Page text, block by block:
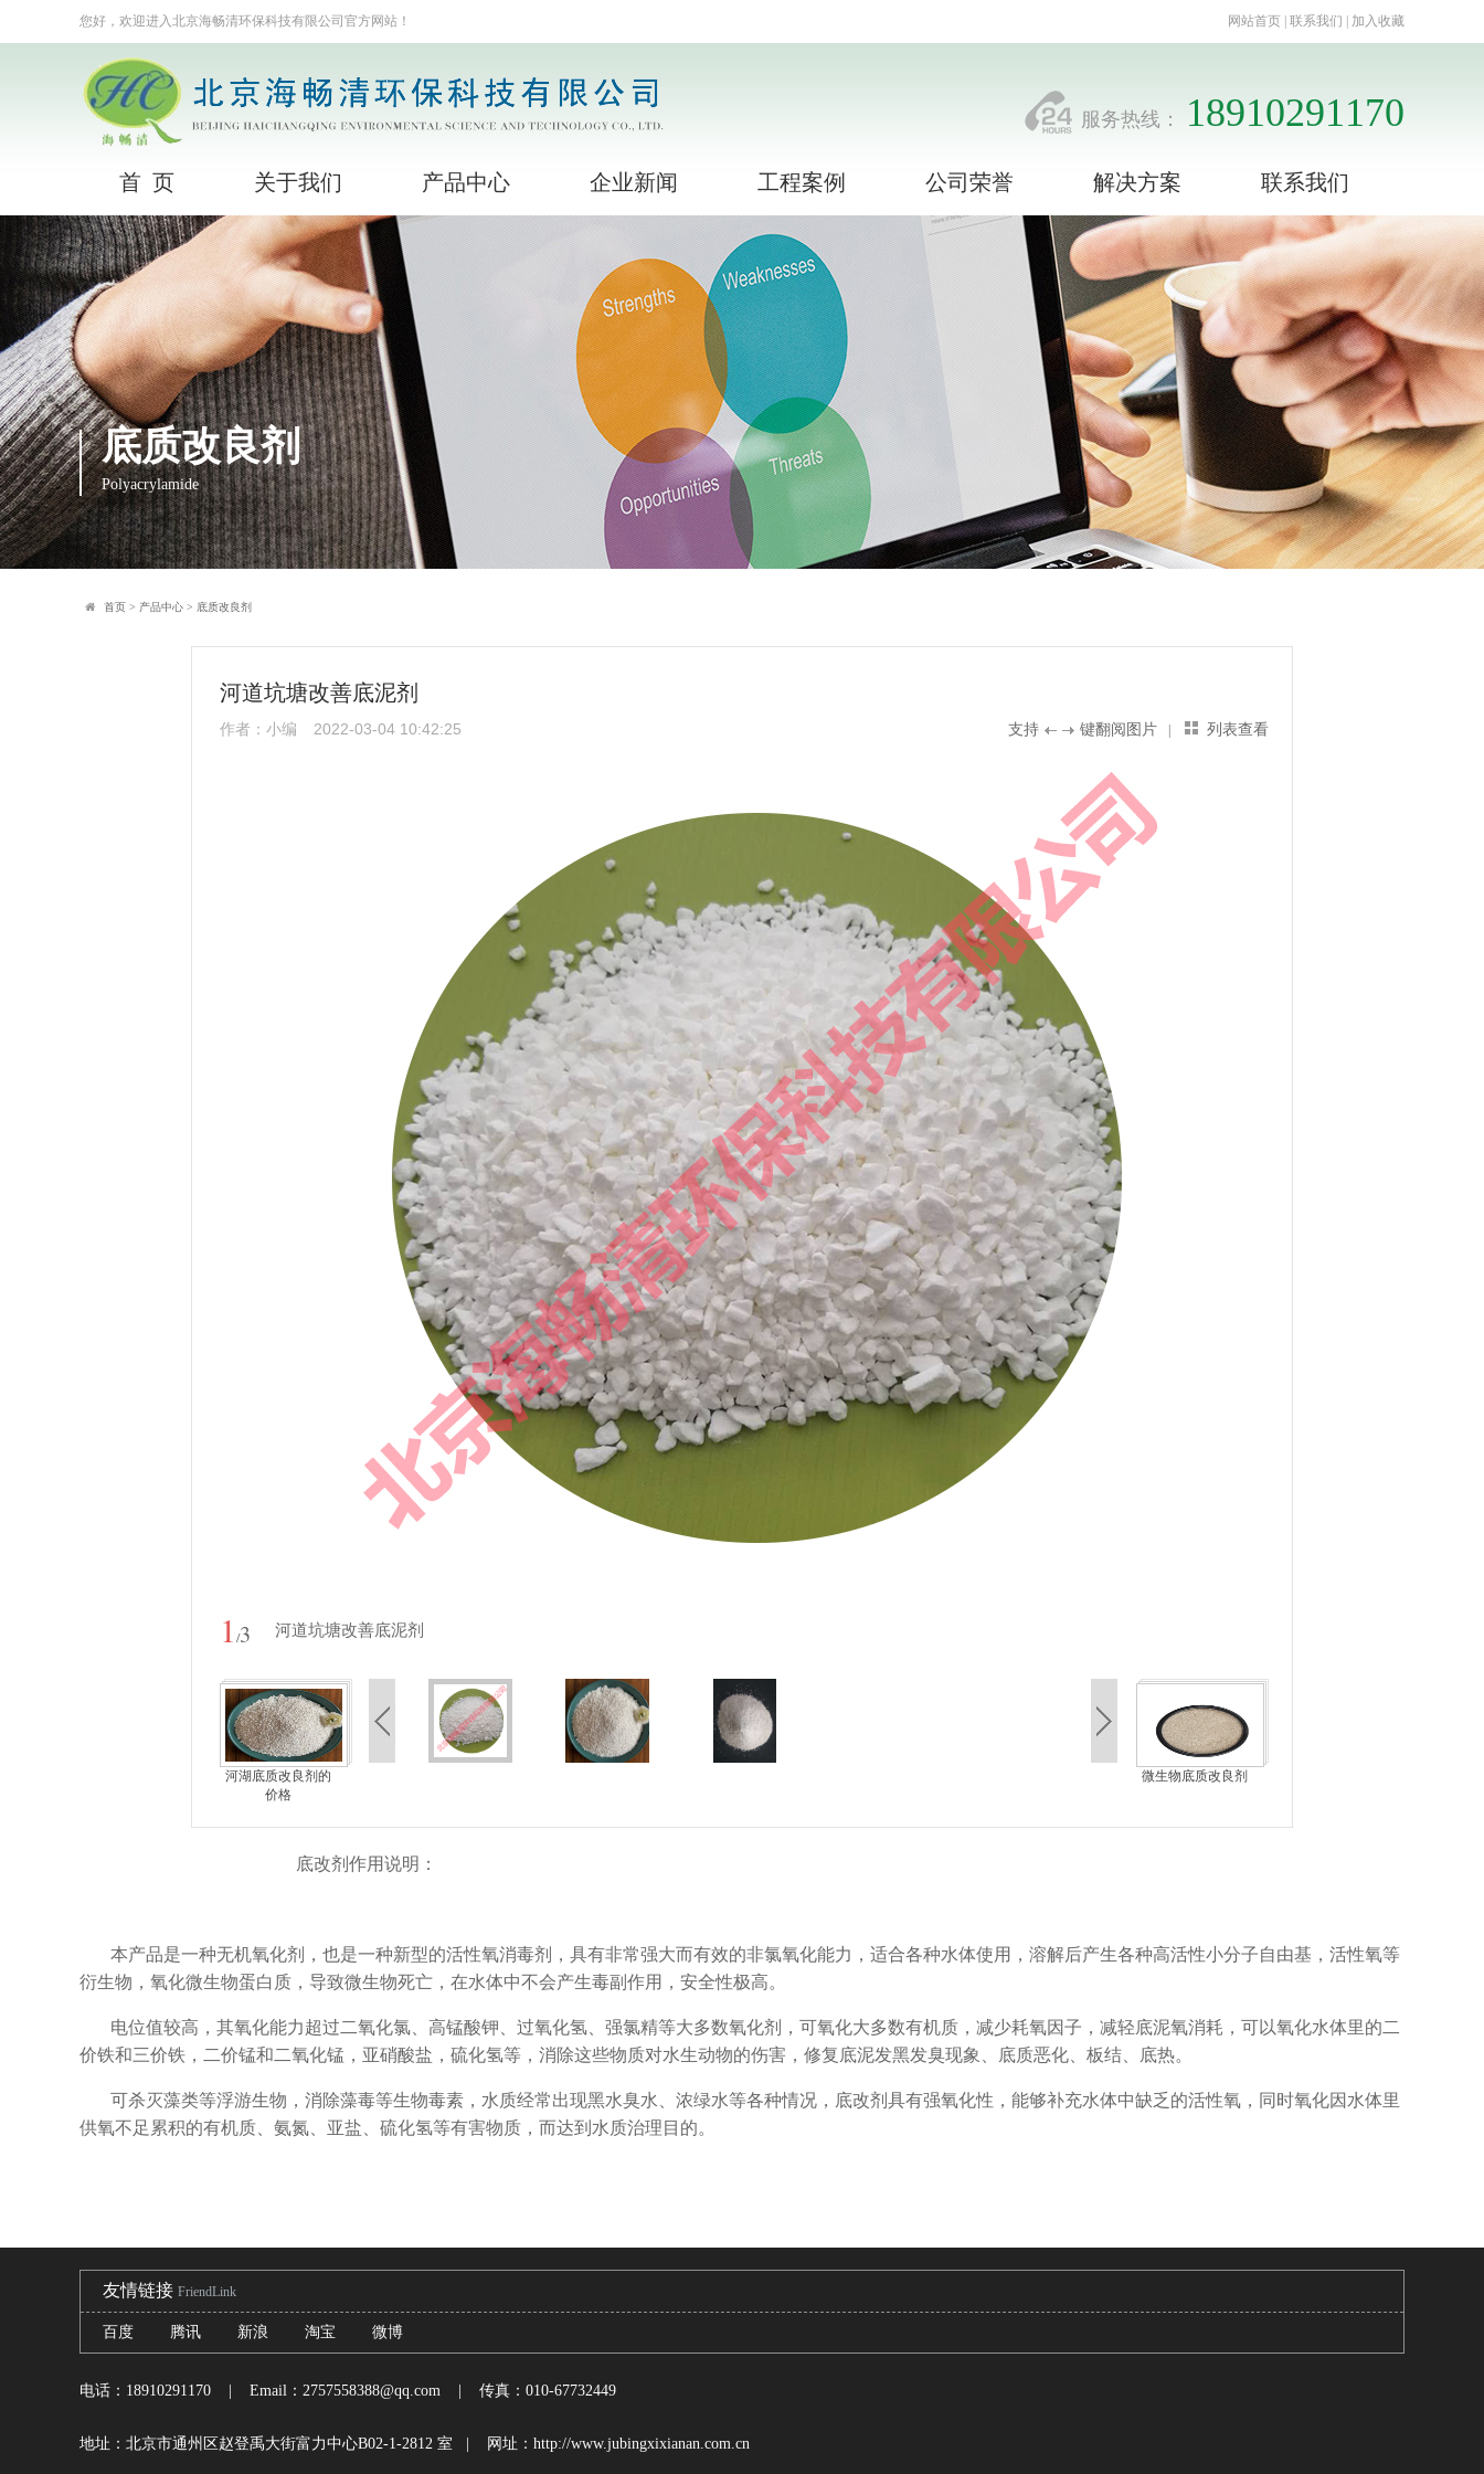
您好，欢迎进入北京海畅清环保科技有限公司官方网站！ 网站首页 | 联系我们 | 加入收藏
服务热线： 18910291170
首 页 关于我们 产品中心 企业新闻 工程案例 公司荣誉 解决方案 联系我们
底质改良剂
Polyacrylamide
首页 > 产品中心 > 底质改良剂
河道坑塘改善底泥剂
作者：小编 2022-03-04 10:42:25 支持 键翻阅图片 列表查看
1/3 河道坑塘改善底泥剂
河湖底质改良剂的
价格
微生物底质改良剂
底改剂作用说明：
本产品是一种无机氧化剂，也是一种新型的活性氧消毒剂，具有非常强大而有效的非氯氧化能力，适合各种水体使用，溶解后产生各种高活性小分子自由基，活性氧等
衍生物，氧化微生物蛋白质，导致微生物死亡，在水体中不会产生毒副作用，安全性极高。
电位值较高，其氧化能力超过二氧化氯、高锰酸钾、过氧化氢、强氯精等大多数氧化剂，可氧化大多数有机质，减少耗氧因子，减轻底泥氧消耗，可以氧化水体里的二
价铁和三价铁，二价锰和二氧化锰，亚硝酸盐，硫化氢等，消除这些物质对水生动物的伤害，修复底泥发黑发臭现象、底质恶化、板结、底热。
可杀灭藻类等浮游生物，消除藻毒等生物毒素，水质经常出现黑水臭水、浓绿水等各种情况，底改剂具有强氧化性，能够补充水体中缺乏的活性氧，同时氧化因水体里
供氧不足累积的有机质、氨氮、亚盐、硫化氢等有害物质，而达到水质治理目的。
友情链接 FriendLink
百度 腾讯 新浪 淘宝 微博
电话：18910291170 | Email：2757558388@qq.com | 传真：010-67732449
地址：北京市通州区赵登禹大街富力中心B02-1-2812 室 | 网址：http://www.jubingxixianan.com.cn